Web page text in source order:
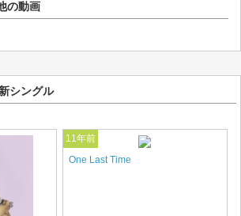
の動画
シングル
11年前
One Last Time